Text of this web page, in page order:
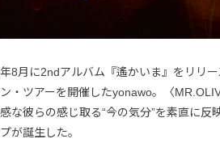
8月に2ndアルバム『遙かいま』をリリ
・ツアーを開催したyonawo。〈
な彼らの感じ取る“今の気分”を素直に
が誕生した。